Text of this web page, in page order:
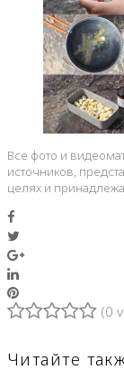
Все фото и
источников,
целях и
Google+
LinkedIn
Pinterest
(0
Читайте